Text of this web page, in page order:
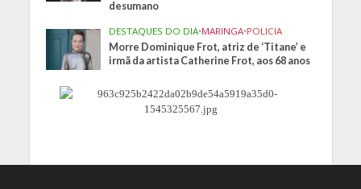
desumano
DESTAQUES DO DIA•MARINGA•POLICIA
Morre Dominique Frot, atriz de ‘Titane’ e
irmã da artista Catherine Frot, aos 68 anos